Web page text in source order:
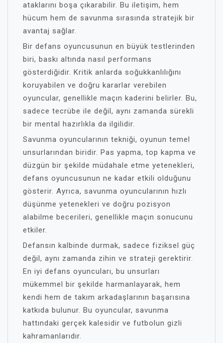
ataklarını boşa çıkarabilir. Bu iletişim, hem
hücum hem de savunma sırasında stratejik bir
avantaj sağlar.
Bir defans oyuncusunun en büyük testlerinden
biri, baskı altında nasıl performans
gösterdiğidir. Kritik anlarda soğukkanlılığını
koruyabilen ve doğru kararlar verebilen
oyuncular, genellikle maçın kaderini belirler. Bu,
sadece tecrübe ile değil, aynı zamanda sürekli
bir mental hazırlıkla da ilgilidir.
Savunma oyuncularının tekniği, oyunun temel
unsurlarından biridir. Pas yapma, top kapma ve
düzgün bir şekilde müdahale etme yetenekleri,
defans oyuncusunun ne kadar etkili olduğunu
gösterir. Ayrıca, savunma oyuncularının hızlı
düşünme yetenekleri ve doğru pozisyon
alabilme becerileri, genellikle maçın sonucunu
etkiler.
Defansın kalbinde durmak, sadece fiziksel güç
değil, aynı zamanda zihin ve strateji gerektirir.
En iyi defans oyuncuları, bu unsurları
mükemmel bir şekilde harmanlayarak, hem
kendi hem de takım arkadaşlarının başarısına
katkıda bulunur. Bu oyuncular, savunma
hattındaki gerçek kalesidir ve futbolun gizli
kahramanlarıdır.